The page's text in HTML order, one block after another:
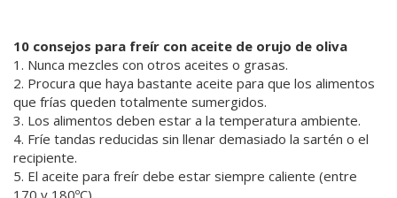
10 consejos para freír con aceite de orujo de oliva
1. Nunca mezcles con otros aceites o grasas.
2. Procura que haya bastante aceite para que los alimentos
que frías queden totalmente sumergidos.
3. Los alimentos deben estar a la temperatura ambiente.
4. Fríe tandas reducidas sin llenar demasiado la sartén o el
recipiente.
5. El aceite para freír debe estar siempre caliente (entre
170 y 180ºC).